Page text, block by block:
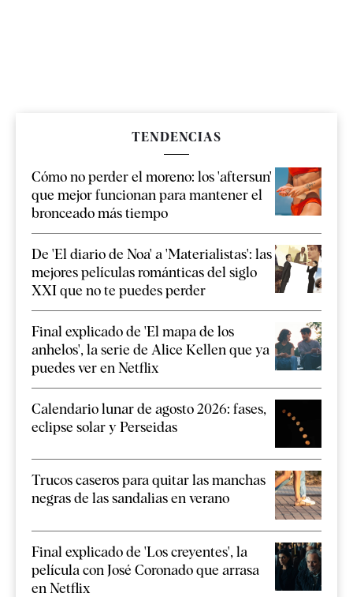
TENDENCIAS
Cómo no perder el moreno: los 'aftersun'
que mejor funcionan para mantener el
bronceado más tiempo
De 'El diario de Noa' a 'Materialistas': las
mejores películas románticas del siglo
XXI que no te puedes perder
Final explicado de 'El mapa de los
anhelos', la serie de Alice Kellen que ya
puedes ver en Netflix
Calendario lunar de agosto 2026: fases,
eclipse solar y Perseidas
Trucos caseros para quitar las manchas
negras de las sandalias en verano
Final explicado de 'Los creyentes', la
película con José Coronado que arrasa
en Netflix